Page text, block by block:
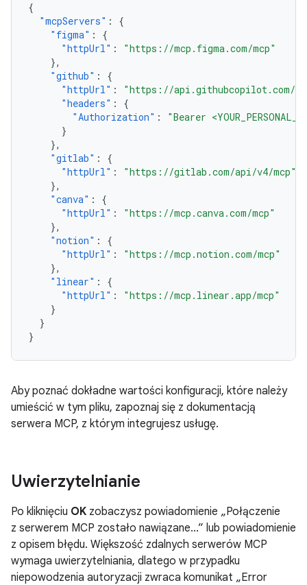
{
"mcpServers" :
{
"figma" :
{
"httpUrl" :
"https://mcp.figma.com/mcp"
},
"github" :
{
"httpUrl" :
"https://api.githubcopilot.com/
"headers" :
{
"Authorization" :
"Bearer
}
},
"gitlab" :
{
"httpUrl" :
"https://gitlab.com/api/v4/mcp"
},
"canva" :
{
"httpUrl" :
"https://mcp.canva.com/mcp"
},
"notion" :
{
"httpUrl" :
"https://mcp.notion.com/mcp"
},
"linear" :
{
"httpUrl" :
"https://mcp.linear.app/mcp"
}
}
}
Aby poznać dokładne wartości konfiguracji, które należy
umieścić w tym pliku, zapoznaj się z dokumentacją
serwera MCP, z którym integrujesz usługę.
Uwierzytelnianie
Po kliknięciu OK zobaczysz powiadomienie „Połączenie
z serwerem MCP zostało nawiązane...” lub powiadomienie
z opisem błędu. Większość zdalnych serwerów MCP
wymaga uwierzytelniania, dlatego w przypadku
niepowodzenia autoryzacji zwraca komunikat „Error